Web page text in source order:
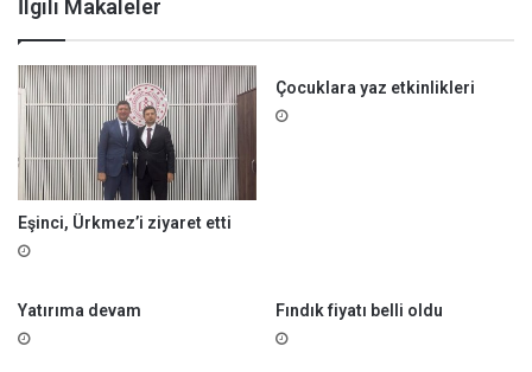
l
ı
ş
m
s
ı
İlgili Makaleler
Eşinci, Ürkmez’i ziyaret etti
Çocuklara yaz etkinlikleri
Yatırıma devam Fındık fiyatı belli oldu